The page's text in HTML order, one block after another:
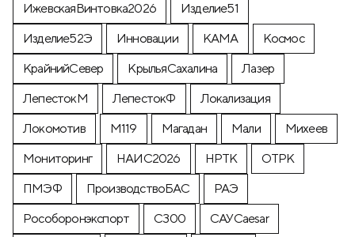
ИжевскаяВинтовка2026
Изделие51
Изделие52Э
Инновации КАМА
Космос
КрайнийСевер
КрыльяСахалина
Лазер
ЛепестокМ
ЛепестокФ
Локализация
Локомотив
М119 Магадан Мали
Михеев
Мониторинг
НАИС2026 НРТК
ОТРК
ПМЭФ
ПроизводствоБАС
РАЭ
Рособоронэкспорт
С300 САУCaesar